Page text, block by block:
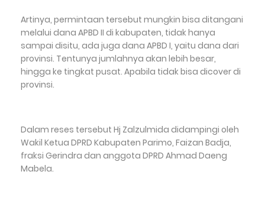
Artinya, permintaan tersebut mungkin bisa ditangani
melalui dana APBD II di kabupaten, tidak hanya
sampai disitu, ada juga dana APBD I, yaitu dana dari
provinsi. Tentunya jumlahnya akan lebih besar,
hingga ke tingkat pusat. Apabila tidak bisa dicover di
provinsi.
Dalam reses tersebut Hj Zalzulmida didampingi oleh
Wakil Ketua DPRD Kabupaten Parimo, Faizan Badja,
fraksi Gerindra dan anggota DPRD Ahmad Daeng
Mabela.